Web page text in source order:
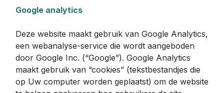
Google analytics
Deze website maakt gebruik van Google Analytics,
een webanalyse-service die wordt aangeboden
door Google Inc. (“Google”). Google Analytics
maakt gebruik van “cookies” (tekstbestandjes die
op Uw computer worden geplaatst) om de website